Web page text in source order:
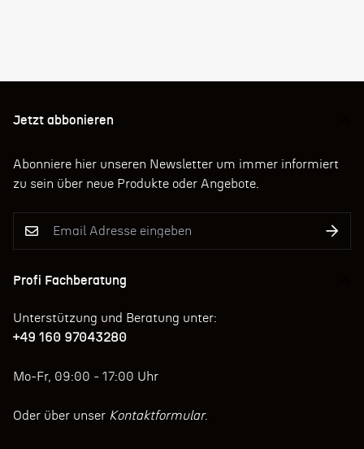
Jetzt abbonieren
Abonniere hier unseren Newsletter um immer informiert
zu sein über neue Produkte oder Angebote.
Profi Fachberatung
Unterstützung und Beratung unter:
+49 160 97043280
Mo-Fr, 09:00 - 17:00 Uhr
Oder über unser Kontaktformular.